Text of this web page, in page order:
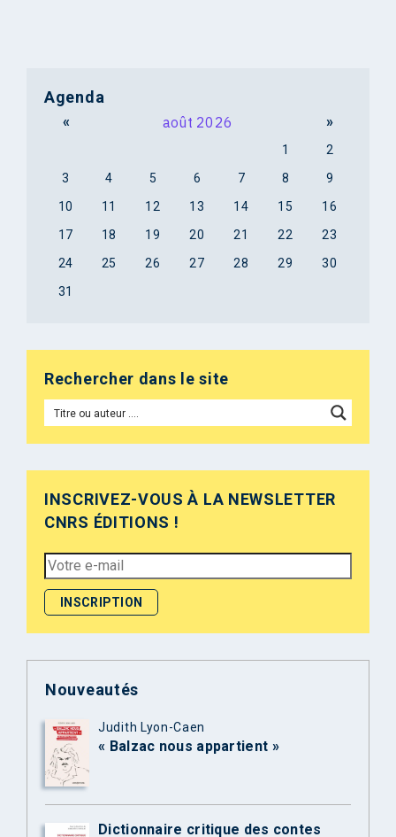
Agenda
« août 2026 »
1
2
3
4 5 6 7 8
9
10
11 12 13 14 15
16
17
18 19 20 21 22
23
24
25 26 27 28 29
30
31
Rechercher dans le site
INSCRIVEZ-VOUS À LA NEWSLETTER
CNRS ÉDITIONS !
Nouveautés
Judith Lyon-Caen
« Balzac nous appartient »
Dictionnaire critique des contes